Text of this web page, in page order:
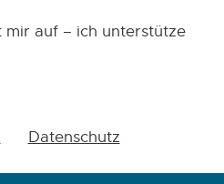
auf – ich unterstütze
Datenschutz